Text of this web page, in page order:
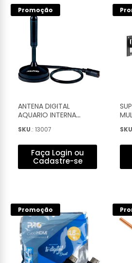
Promoção
ANTENA DIGITAL
AQUARIO INTERNA
DTV-100
SKU.: 13007
Faça Login ou
Cadastre-se
SKU
Promoção